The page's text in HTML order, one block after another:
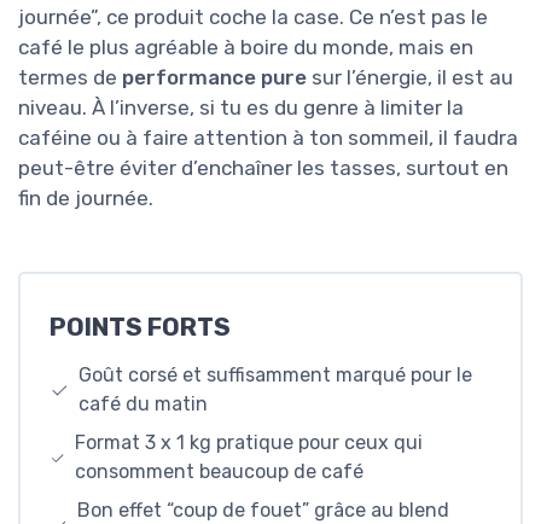
journée”, ce produit coche la case. Ce n’est pas le
café le plus agréable à boire du monde, mais en
termes de performance pure sur l’énergie, il est au
niveau. À l’inverse, si tu es du genre à limiter la
caféine ou à faire attention à ton sommeil, il faudra
peut-être éviter d’enchaîner les tasses, surtout en
fin de journée.
POINTS FORTS
Goût corsé et suffisamment marqué pour le
café du matin
Format 3 x 1 kg pratique pour ceux qui
consomment beaucoup de café
Bon effet “coup de fouet” grâce au blend